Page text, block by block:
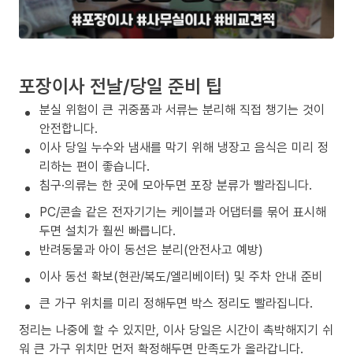
포장이사 전날/당일 준비 팁
분실 위험이 큰 귀중품과 서류는 분리해 직접 챙기는 것이
안전합니다.
이사 당일 누수와 냄새를 막기 위해 냉장고 음식은 미리 정
리하는 편이 좋습니다.
침구·의류는 한 곳에 모아두면 포장 분류가 빨라집니다.
PC/콘솔 같은 전자기기는 케이블과 어댑터를 묶어 표시해
두면 설치가 훨씬 빠릅니다.
반려동물과 아이 동선은 분리(안전사고 예방)
이사 동선 확보(현관/복도/엘리베이터) 및 주차 안내 준비
큰 가구 위치를 미리 정해두면 박스 정리도 빨라집니다.
정리는 나중에 할 수 있지만, 이사 당일은 시간이 촉박해지기 쉬
워 큰 가구 위치만 먼저 확정해두면 만족도가 올라갑니다.